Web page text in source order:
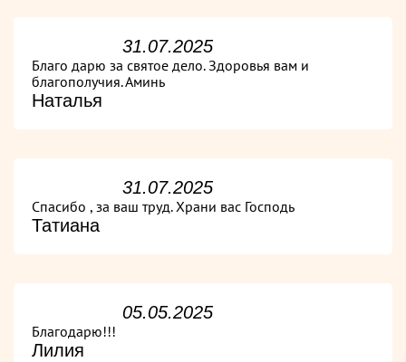
31.07.2025
Благо дарю за святое дело. Здоровья вам и
благополучия. Аминь
Наталья
31.07.2025
Спасибо , за ваш труд. Храни вас Господь
Татиана
05.05.2025
Благодарю!!!
Лилия